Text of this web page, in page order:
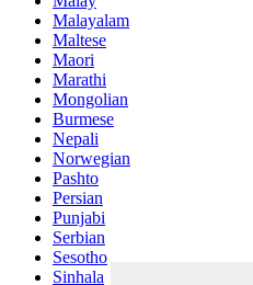
Malayalam
Maltese
Maori
Marathi
Mongolian
Burmese
Nepali
Norwegian
Pashto
Persian
Punjabi
Serbian
Sesotho
Sinhala